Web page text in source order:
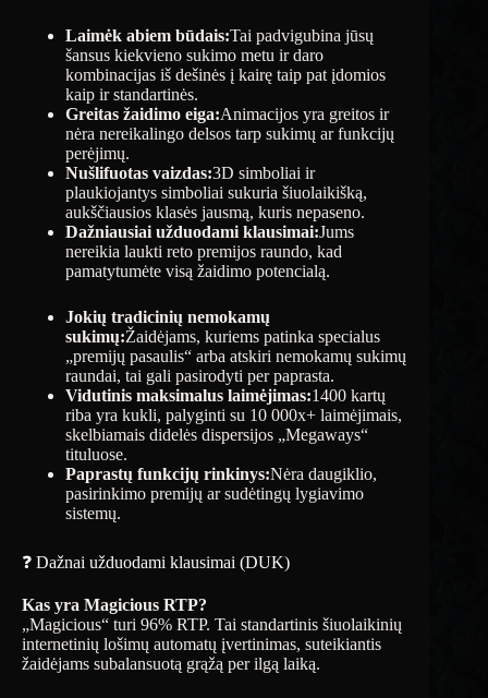
Laimėk abiem būdais:Tai padvigubina jūsų
šansus kiekvieno sukimo metu ir daro
kombinacijas iš dešinės į kairę taip pat įdomios
kaip ir standartinės.
Greitas žaidimo eiga:Animacijos yra greitos ir
nėra nereikalingo delsos tarp sukimų ar funkcijų
perėjimų.
Nušlifuotas vaizdas:3D simboliai ir
plaukiojantys simboliai sukuria šiuolaikišką,
aukščiausios klasės jausmą, kuris nepaseno.
Dažniausiai užduodami klausimai:Jums
nereikia laukti reto premijos raundo, kad
pamatytumėte visą žaidimo potencialą.
Jokių tradicinių nemokamų
sukimų:Žaidėjams, kuriems patinka specialus
„premijų pasaulis“ arba atskiri nemokamų sukimų
raundai, tai gali pasirodyti per paprasta.
Vidutinis maksimalus laimėjimas:1400 kartų
riba yra kukli, palyginti su 10 000x+ laimėjimais,
skelbiamais didelės dispersijos „Megaways“
tituluose.
Paprastų funkcijų rinkinys:Nėra daugiklio,
pasirinkimo premijų ar sudėtingų lygiavimo
sistemų.
❓ Dažnai užduodami klausimai (DUK)
Kas yra Magicious RTP?
„Magicious“ turi 96% RTP. Tai standartinis šiuolaikinių
internetinių lošimų automatų įvertinimas, suteikiantis
žaidėjams subalansuotą grąžą per ilgą laiką.